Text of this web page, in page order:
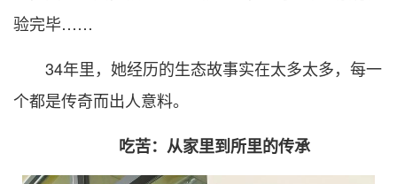
验完毕……
34年里，她经历的生态故事实在太多太多，每一
个都是传奇而出人意料。
吃苦：从家里到所里的传承